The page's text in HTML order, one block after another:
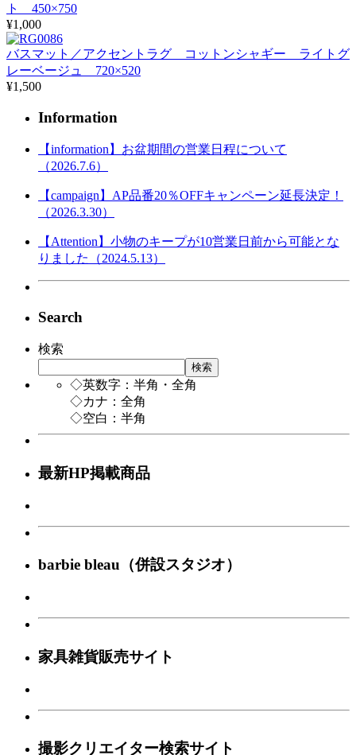
ト 450×750
¥1,000
バスマット／アクセントラグ コットンシャギー ライトグ
レーベージュ 720×520
¥1,500
Information
【information】お盆期間の営業日程について
（2026.7.6）
【campaign】AP品番20％OFFキャンペーン延長決定！
（2026.3.30）
【Attention】小物のキープが10営業日前から可能とな
りました（2024.5.13）
Search
検索
検索
◇英数字：半角・全角
◇カナ：全角
◇空白：半角
最新HP掲載商品
barbie bleau（併設スタジオ）
家具雑貨販売サイト
撮影クリエイター検索サイト